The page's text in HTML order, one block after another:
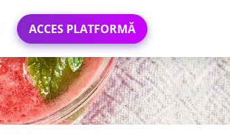
ACCES PLATFORMĂ